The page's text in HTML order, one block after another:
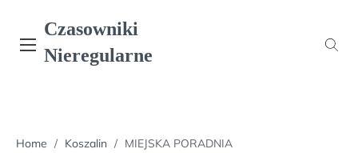
content
Czasowniki
Nieregularne
Home / Koszalin / MIEJSKA PORADNIA